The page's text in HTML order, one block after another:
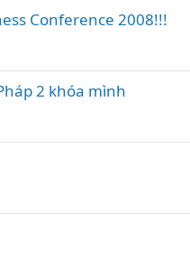
Conference 2008!!!
2 khóa mình